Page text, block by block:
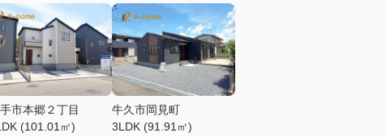
市本郷２丁目
(101.01㎡)
牛久市岡見町
3LDK (91.91㎡)